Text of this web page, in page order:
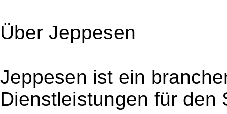
Über Jeppesen
Jeppesen ist ein
Dienstleistungen für den